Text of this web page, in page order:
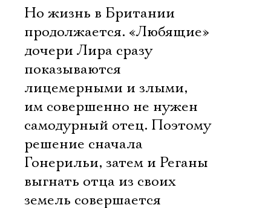
Но жизнь в Британии
продолжается. «Любящие»
дочери Лира сразу
показываются
лицемерными и злыми,
им совершенно не нужен
самодурный отец. Поэтому
решение сначала
Гонерильи, затем и Реганы
выгнать отца из своих
земель совершается